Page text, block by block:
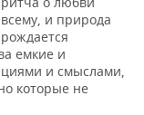
и природа
емкие и
и смыслами,
которые не